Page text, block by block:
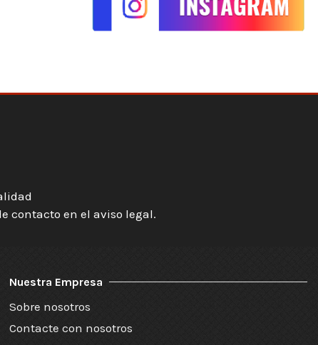
contacto en el aviso legal.
Nuestra Empresa
Sobre nosotros
Contacte con nosotros